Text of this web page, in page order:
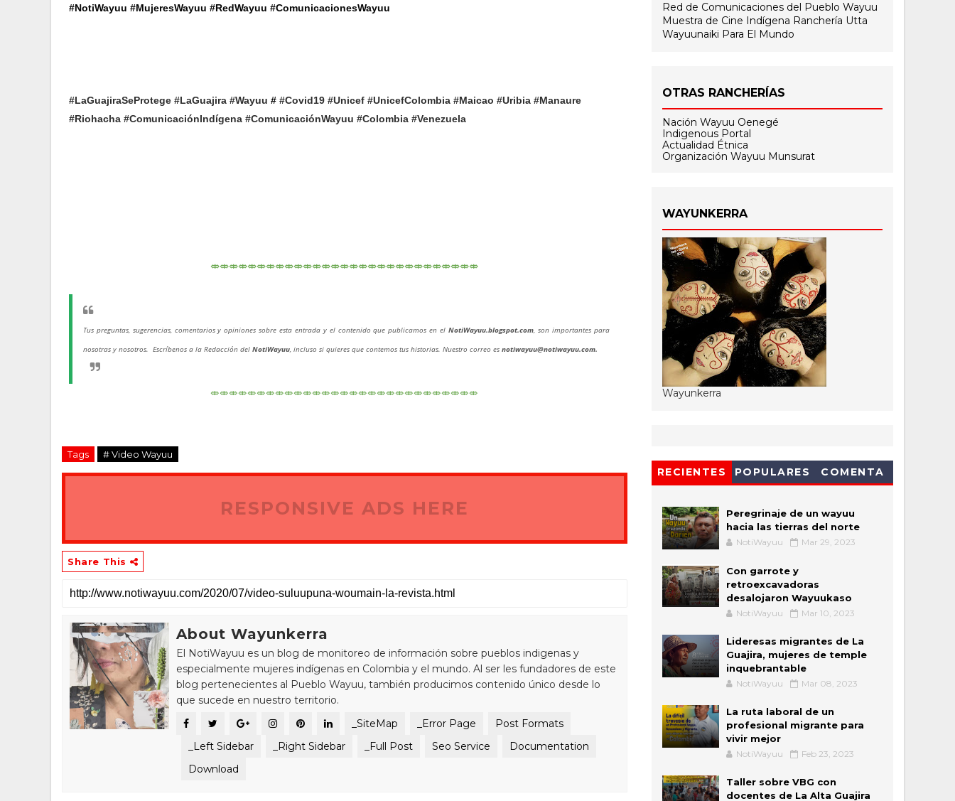
#NotiWayuu #MujeresWayuu #RedWayuu #ComunicacionesWayuu
#LaGuajiraSeProtege #LaGuajira #Wayuu # #Covid19 #Unicef #UnicefColombia #Maicao #Uribia #Manaure
#Riohacha #ComunicaciónIndígena #ComunicaciónWayuu #Colombia #Venezuela
⤄⤄⤄⤄⤄⤄⤄⤄⤄⤄⤄⤄⤄⤄⤄⤄⤄⤄⤄⤄⤄⤄⤄⤄⤄⤄⤄⤄⤄
Tus preguntas, sugerencias, comentarios y opiniones sobre esta entrada y el contenido que publicamos en el NotiWayuu.blogspot.com, son importantes para
nosotras y nosotros. Escríbenos a la Redacción del NotiWayuu, incluso si quieres que contemos tus historias. Nuestro correo es notiwayuu@notiwayuu.com.
⤄⤄⤄⤄⤄⤄⤄⤄⤄⤄⤄⤄⤄⤄⤄⤄⤄⤄⤄⤄⤄⤄⤄⤄⤄⤄⤄⤄⤄
Tags # Video Wayuu
RESPONSIVE ADS HERE
Share This
About Wayunkerra
El NotiWayuu es un blog de monitoreo de información sobre pueblos indigenas y
especialmente mujeres indígenas en Colombia y el mundo. Al ser les fundadores de este
blog pertenecientes al Pueblo Wayuu, también producimos contenido único desde lo
que sucede en nuestro territorio.
_SiteMap
_Error Page
Post Formats
_Left Sidebar
_Right Sidebar _Full Post Seo Service
Documentation
Download
Red de Comunicaciones del Pueblo Wayuu
Muestra de Cine Indígena Ranchería Utta
Wayuunaiki Para El Mundo
OTRAS RANCHERÍAS
Nación Wayuu Oenegé
Indigenous Portal
Actualidad Étnica
Organización Wayuu Munsurat
WAYUNKERRA
Wayunkerra
RECIENTES POPULARES COMENTA
Peregrinaje de un wayuu
hacia las tierras del norte
NotiWayuu Mar 29, 2023
Con garrote y
retroexcavadoras
desalojaron Wayuukaso
NotiWayuu Mar 10, 2023
Lideresas migrantes de La
Guajira, mujeres de temple
inquebrantable
NotiWayuu Mar 08, 2023
La ruta laboral de un
profesional migrante para
vivir mejor
NotiWayuu Feb 23, 2023
Taller sobre VBG con
docentes de La Alta Guajira